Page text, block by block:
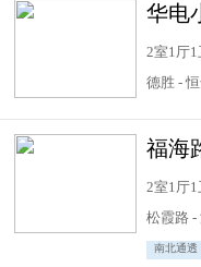
2室1厅1
德胜 -
福海
2室1厅1
松霞路 -
南北通透